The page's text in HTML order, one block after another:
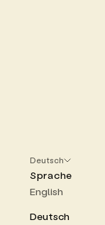
Deutsch
Sprache
English
Deutsch